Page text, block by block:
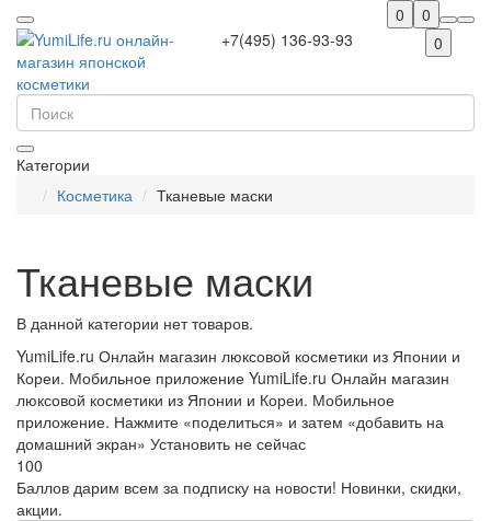
0
0
+7(495) 136-93-93
0
Категории
Косметика
Тканевые маски
Тканевые маски
В данной категории нет товаров.
YumiLife.ru Онлайн магазин люксовой косметики из Японии и
Кореи. Мобильное приложение YumiLife.ru Онлайн магазин
люксовой косметики из Японии и Кореи. Мобильное
приложение. Нажмите «поделиться» и затем «добавить на
домашний экран» Установить не сейчас
100
Баллов дарим всем за подписку на новости! Новинки, скидки,
акции.